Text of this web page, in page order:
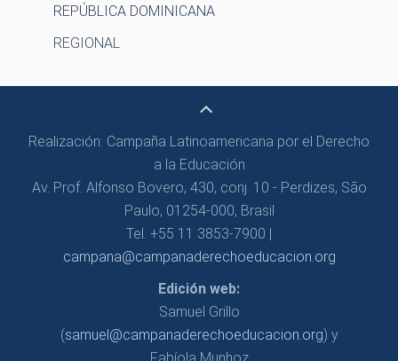
REPÚBLICA DOMINICANA
REGIONAL
Realización: Campaña Latinoamericana por el Derecho
a la Educación
Av. Prof. Alfonso Bovero, 430, conj. 10 - Perdizes, São
Paulo, 01254-000, Brasil
Tel. +55 11 3853-7900 |
campana@campanaderechoeducacion.org
Edición web:
Samuel Grillo
(samuel@campanaderechoeducacion.org) y